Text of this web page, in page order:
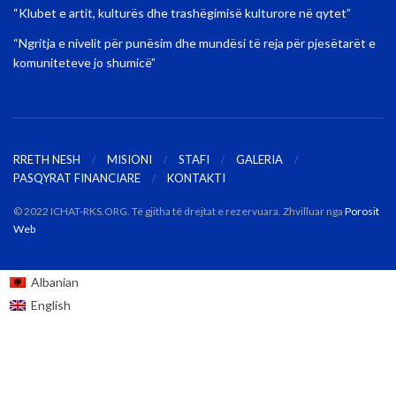
“Klubet e artit, kulturës dhe trashëgimisë kulturore në qytet”
“Ngritja e nivelit për punësim dhe mundësi të reja për pjesëtarët e
komuniteteve jo shumicë”
RRETH NESH MISIONI STAFI
GALERIA
PASQYRAT FINANCIARE
KONTAKTI
© 2022 ICHAT-RKS.ORG. Të gjitha të drejtat e rezervuara. Zhvilluar nga Porosit
Web
Albanian
English